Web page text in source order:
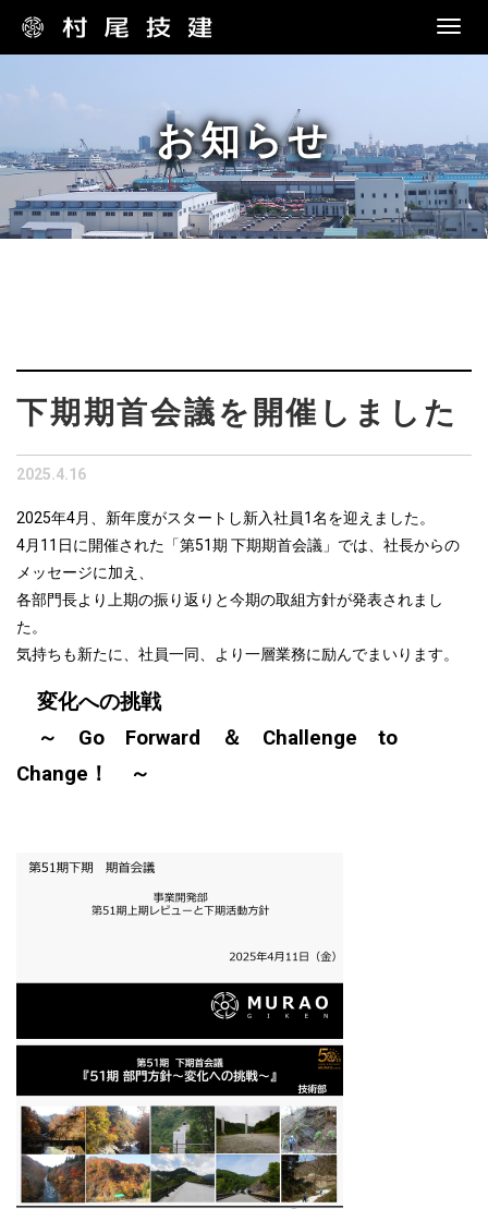
お知らせ
下期期首会議を開催しました
2025.4.16
2025年4月、新年度がスタートし新入社員1名を迎えました。
4月11日に開催された「第51期 下期期首会議」では、社長からの
メッセージに加え、
各部門長より上期の振り返りと今期の取組方針が発表されまし
た。
気持ちも新たに、社員一同、より一層業務に励んでまいります。
変化への挑戦
～ Go Forward ＆ Challenge to
Change！ ～